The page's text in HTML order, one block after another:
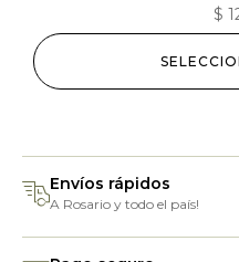
$
Envíos rápidos
A Rosario y todo el país!